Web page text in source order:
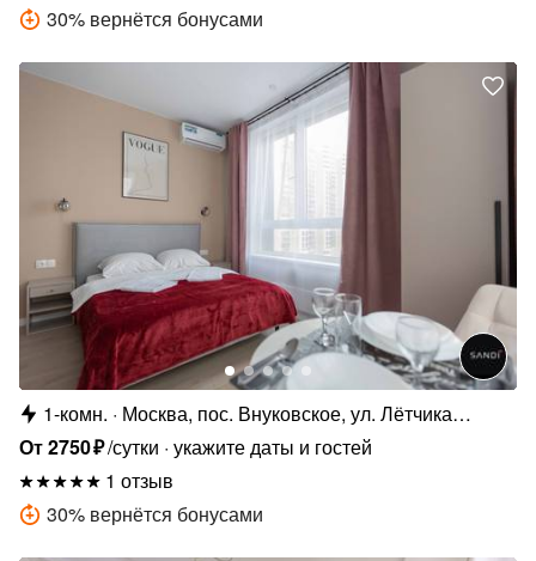
30% вернётся бонусами
1-комн.
Москва, пос. Внуковское, ул. Лётчика
Грицевца, 14А
От2750₽/сутки укажите даты и гостей
1 отзыв
30% вернётся бонусами